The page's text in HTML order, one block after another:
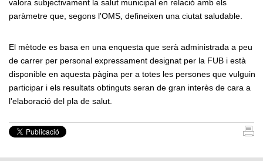
valora subjectivament la salut municipal en relació amb els
paràmetre que, segons l'OMS, defineixen una ciutat saludable.
El mètode es basa en una enquesta que serà administrada a peu
de carrer per personal expressament designat per la FUB i està
disponible en aquesta pàgina per a totes les persones que vulguin
participar i els resultats obtinguts seran de gran interès de cara a
l'elaboració del pla de salut.